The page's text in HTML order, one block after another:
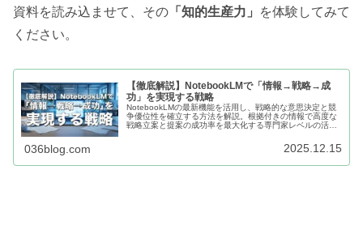
資料を読み込ませて、その 「知的生産力」
を体験してみて
ください。
【徹底解説】NotebookLMで「情報→戦略→成
功」を実現する戦略
NotebookLMの最新機能を活用し、戦略的な意思決定と競
争優位性を確立する方法を解説。根拠付きの情報で高度な
戦略立案と提案の成功率を最大化する専門家レベルの活用
036blog.com 2025.12.15